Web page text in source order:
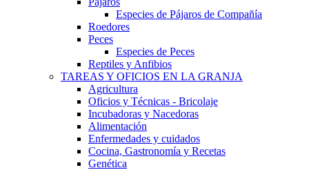
Especies de Pájaros de Compañía
Roedores
Peces
Especies de Peces
Reptiles y Anfibios
TAREAS Y OFICIOS EN LA GRANJA
Agricultura
Oficios y Técnicas - Bricolaje
Incubadoras y Nacedoras
Alimentación
Enfermedades y cuidados
Cocina, Gastronomía y Recetas
Genética